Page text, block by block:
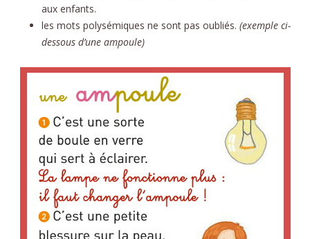
aux enfants.
les mots polysémiques ne sont pas oubliés. (exemple ci-
dessous d’une ampoule)